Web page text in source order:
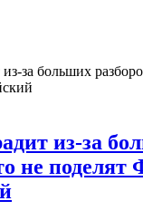
из-за
не поделят